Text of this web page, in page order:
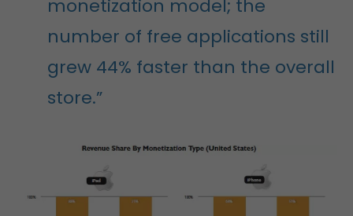
monetization model; the
number of free applications still
grew 44% faster than the overall
store.”